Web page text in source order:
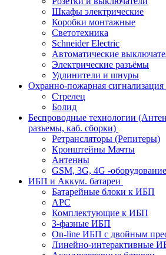
Шкафы электрические
Коробки монтажные
Светотехника
Schneider Electric
Автоматические
Электрические разъёмы
Удлинители и шнуры
Охранно-пожарная сигнализация
Стрелец
Болид
Беспроводные технологии
разъемы, каб. сборки)
Ретрансляторы (Репитеры)
Кронштейны Мачты
Антенны
GSM, 3G, 4G -оборудование
ИБП и Аккум. батареи
Батарейные блоки к ИБП
APC
Комплектующие к ИБП
3-фазные ИБП
On-line ИБП с двойным
Линейно-интерактивные